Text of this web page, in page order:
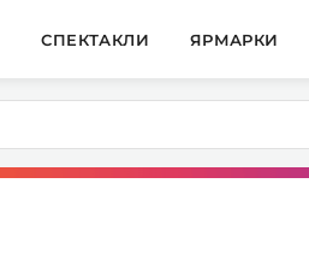
СПЕКТАКЛИ ЯРМАРКИ